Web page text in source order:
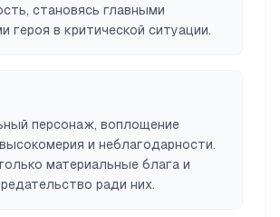
становясь главными
героя в критической ситуации.
персонаж, воплощение
и неблагодарности.
материальные блага и
ради них.